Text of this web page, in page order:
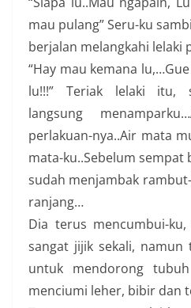
mau pulang” Seru-ku
berjalan melangkahi lelaki
“Hay mau kemana
lu!!!” Teriak lelaki itu,
langsung
perlakuan-nya..Air mata
mata-ku..Sebelum sempat
sudah menjambak
ranjang…
Dia terus mencumbui-
sangat jijik sekali,
untuk mendorong
menciumi leher, bibir dan